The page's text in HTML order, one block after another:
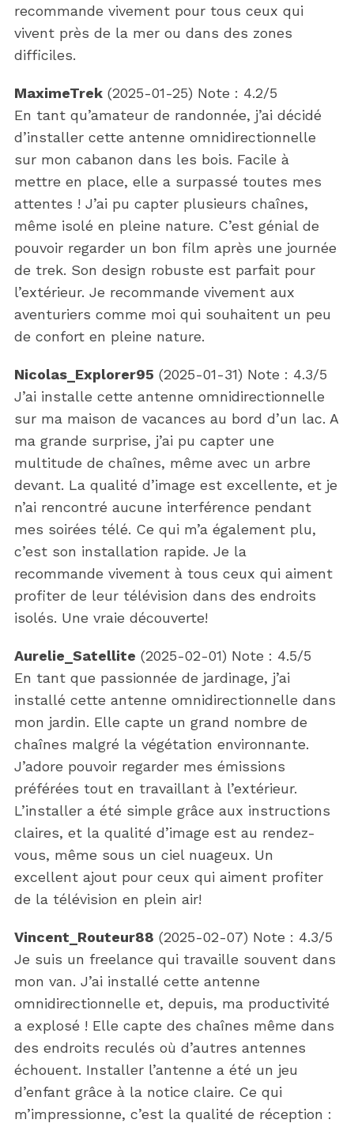
recommande vivement pour tous ceux qui
vivent près de la mer ou dans des zones
difficiles.
MaximeTrek(2025-01-25) Note : 4.2/5
En tant qu’amateur de randonnée, j’ai décidé
d’installer cette antenne omnidirectionnelle
sur mon cabanon dans les bois. Facile à
mettre en place, elle a surpassé toutes mes
attentes ! J’ai pu capter plusieurs chaînes,
même isolé en pleine nature. C’est génial de
pouvoir regarder un bon film après une journée
de trek. Son design robuste est parfait pour
l’extérieur. Je recommande vivement aux
aventuriers comme moi qui souhaitent un peu
de confort en pleine nature.
Nicolas_Explorer95 (2025-01-31) Note : 4.3/5
J’ai installe cette antenne omnidirectionnelle
sur ma maison de vacances au bord d’un lac. A
ma grande surprise, j’ai pu capter une
multitude de chaînes, même avec un arbre
devant. La qualité d’image est excellente, et je
n’ai rencontré aucune interférence pendant
mes soirées télé. Ce qui m’a également plu,
c’est son installation rapide. Je la
recommande vivement à tous ceux qui aiment
profiter de leur télévision dans des endroits
isolés. Une vraie découverte!
Aurelie_Satellite (2025-02-01) Note : 4.5/5
En tant que passionnée de jardinage, j’ai
installé cette antenne omnidirectionnelle dans
mon jardin. Elle capte un grand nombre de
chaînes malgré la végétation environnante.
J’adore pouvoir regarder mes émissions
préférées tout en travaillant à l’extérieur.
L’installer a été simple grâce aux instructions
claires, et la qualité d’image est au rendez-
vous, même sous un ciel nuageux. Un
excellent ajout pour ceux qui aiment profiter
de la télévision en plein air!
Vincent_Routeur88 (2025-02-07) Note : 4.3/5
Je suis un freelance qui travaille souvent dans
mon van. J’ai installé cette antenne
omnidirectionnelle et, depuis, ma productivité
a explosé ! Elle capte des chaînes même dans
des endroits reculés où d’autres antennes
échouent. Installer l’antenne a été un jeu
d’enfant grâce à la notice claire. Ce qui
m’impressionne, c’est la qualité de réception :